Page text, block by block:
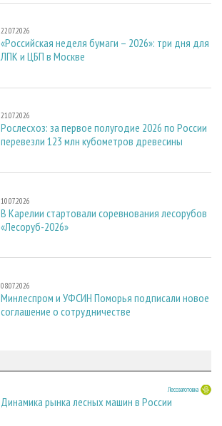
22.07.2026
«Российская неделя бумаги – 2026»: три дня для
ЛПК и ЦБП в Москве
21.07.2026
Рослесхоз: за первое полугодие 2026 по России
перевезли 123 млн кубометров древесины
10.07.2026
В Карелии стартовали соревнования лесорубов
«Лесоруб-2026»
08.07.2026
Минлеспром и УФСИН Поморья подписали новое
соглашение о сотрудничестве
Лесозаготовка
Динамика рынка лесных машин в России